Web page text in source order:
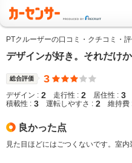
PTクルーザーの口コミ・クチコミ・
デザインが好き。それだけ
総合評価 3
デザイン : 2 走行性 : 2 居住性 : 3
積載性 : 3 運転しやすさ : 2 維持費
良かった点
見た目ほどにはごつくないです。室内